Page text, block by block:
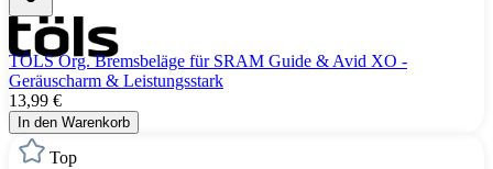
TÖLS Org. Bremsbeläge für SRAM Guide & Avid XO -
Geräuscharm & Leistungsstark
13,99 €
In den Warenkorb
Top